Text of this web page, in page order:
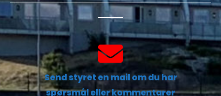
Send styret en mail om du har
spørsmål eller kommentarer